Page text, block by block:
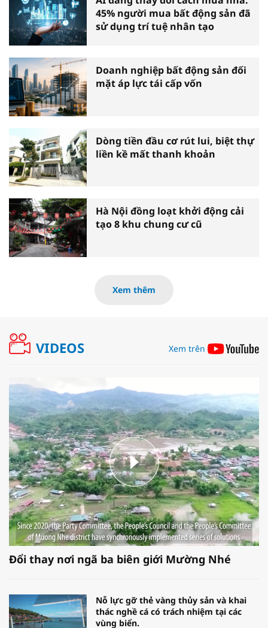
45% người mua bất động sản đã
sử dụng trí tuệ nhân tạo
Doanh nghiệp bất động sản đối
mặt áp lực tái cấp vốn
Dòng tiền đầu cơ rút lui, biệt thự
liền kề mất thanh khoản
Hà Nội đồng loạt khởi động cải
tạo 8 khu chung cư cũ
Xem thêm
VIDEOS Xem trên
Đổi thay nơi ngã ba biên giới Mường Nhé
Nỗ lực gỡ thẻ vàng thủy sản và khai
thác nghề cá có trách nhiệm tại các
vùng biển.